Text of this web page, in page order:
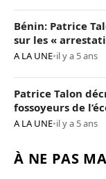
Bénin: Patrice
sur les «
A LA UNE•il y a 5 ans
Patrice Talon
fossoyeurs de
A LA UNE•il y a 5 ans
À NE PAS